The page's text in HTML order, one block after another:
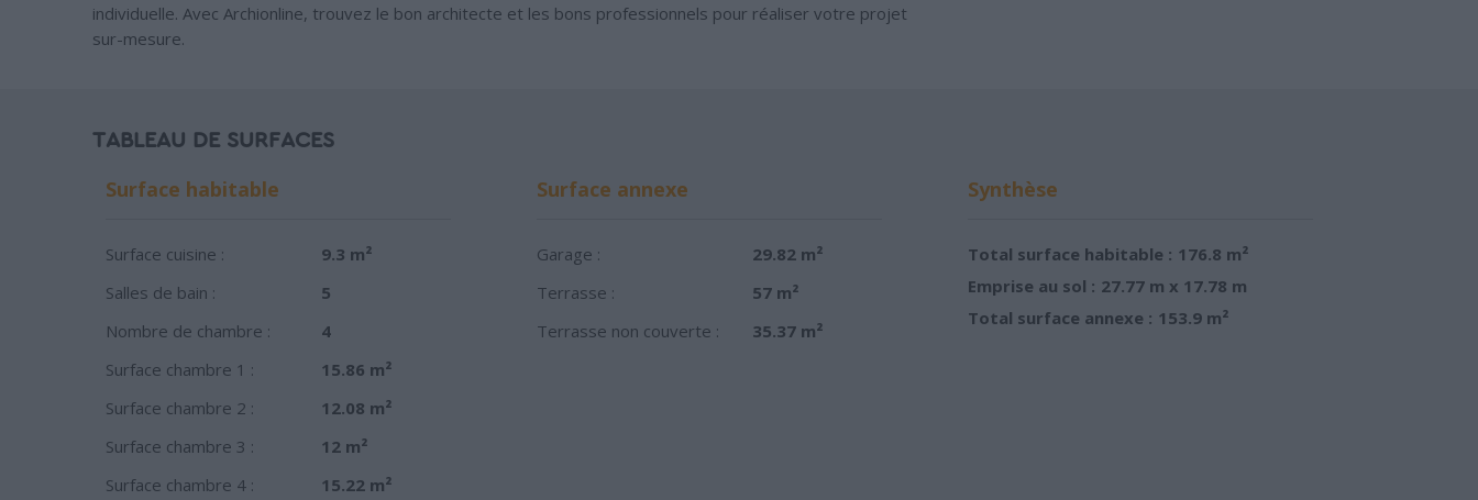
individuelle. Avec Archionline, trouvez le bon architecte et les bons professionnels pour réaliser votre projet
sur-mesure.
TABLEAU DE SURFACES
Surface habitable
Surface cuisine :
9.3 m²
Salles de bain :
5
Nombre de chambre :
4
Surface chambre 1 :
15.86 m²
Surface chambre 2 :
12.08 m²
Surface chambre 3 :
12 m²
Surface chambre 4 :
15.22 m²
Surface annexe
Garage :
29.82 m²
Terrasse :
57 m²
Terrasse non couverte :
35.37 m²
Synthèse
Total surface habitable : 176.8 m²
Emprise au sol : 27.77 m x 17.78 m
Total surface annexe : 153.9 m²